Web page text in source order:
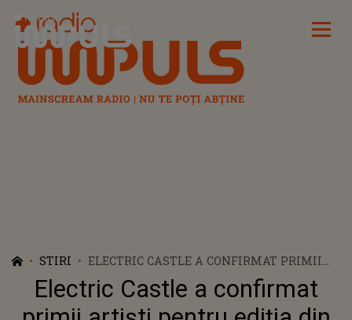
Radio Impuls
STIRI
ELECTRIC CASTLE A CONFIRMAT PRIMII
ARTIȘTI PENTRU EDIȚIA DIN 2021
Electric Castle a confirmat